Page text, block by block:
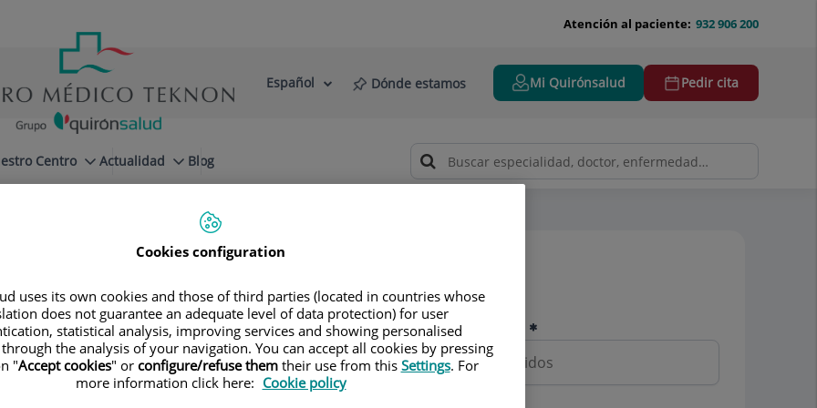
932 906 200
Atención al paciente:
Selector
Idioma
Español Dónde estamos Mi Quirónsalud Pedir cita
Centro Actualidad Blog
Nombre y apellidos
Cookies configuration
uses its own cookies and those of third parties (located in countries whose
does not guarantee an adequate level of data protection) for user
statistical analysis, improving services and showing personalised
the analysis of your navigation. You can accept all cookies by pressing
"Accept cookies" or configure/refuse themtheir use from this Settings. For
more information click here: Cookie policy